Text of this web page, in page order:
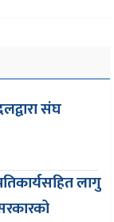
संघ
लागु